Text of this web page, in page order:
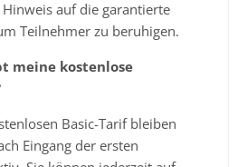
auf die garantierte
Teilnehmer zu beruhigen.
meine kostenlose
Basic-Tarif bleiben
Eingang der ersten